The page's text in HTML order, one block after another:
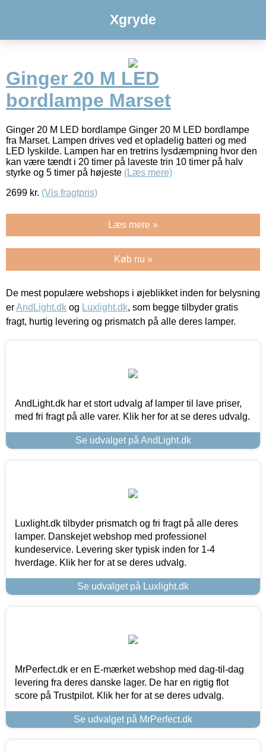
Xgryde
Ginger 20 M LED
bordlampe Marset
Ginger 20 M LED bordlampe Ginger 20 M LED bordlampe
fra Marset. Lampen drives ved et opladelig batteri og med
LED lyskilde. Lampen har en tretrins lysdæmpning hvor den
kan være tændt i 20 timer på laveste trin 10 timer på halv
styrke og 5 timer på højeste (Læs mere)
2699 kr. (Vis fragtpris)
Læs mere »
Køb nu »
De mest populære webshops i øjeblikket inden for belysning
erAndLight.dk og Luxlight.dk, som begge tilbyder gratis
fragt, hurtig levering og prismatch på alle deres lamper.
AndLight.dk har et stort udvalg af lamper til lave priser,
med fri fragt på alle varer. Klik her for at se deres udvalg.
Se udvalget på AndLight.dk
Luxlight.dk tilbyder prismatch og fri fragt på alle deres
lamper. Danskejet webshop med professionel
kundeservice. Levering sker typisk inden for 1-4
hverdage. Klik her for at se deres udvalg.
Se udvalget på Luxlight.dk
MrPerfect.dk er en E-mærket webshop med dag-til-dag
levering fra deres danske lager. De har en rigtig flot
score på Trustpilot. Klik her for at se deres udvalg.
Se udvalget på MrPerfect.dk